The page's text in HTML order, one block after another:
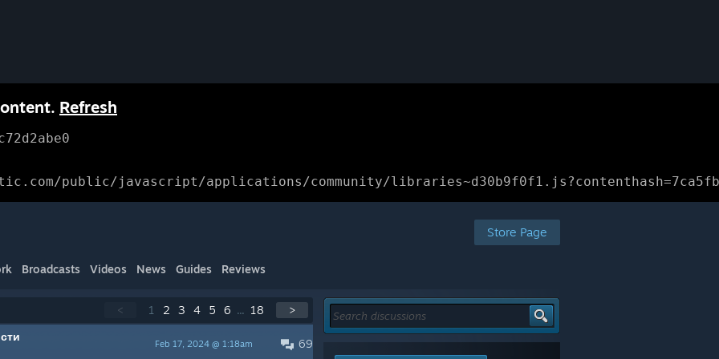
Refresh
public/javascript/applications/community/
Store Page
Broadcasts Videos News Guides Reviews
< 1 2 3 4 5 6 ... 18 >
69
Feb 17, 2024 @ 1:18am